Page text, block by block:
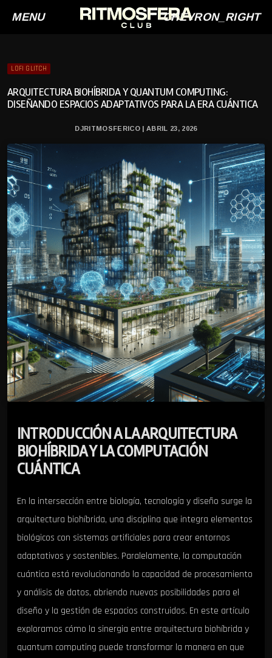
MENU CHEVRON_RIGHT
LOFI GLITCH
ARQUITECTURA BIOHÍBRIDA Y QUANTUM COMPUTING:
DISEÑANDO ESPACIOS ADAPTATIVOS PARA LA ERA CUÁNTICA
DJRITMOSFERICO | ABRIL 23, 2026
INTRODUCCIÓN A LA ARQUITECTURA
BIOHÍBRIDA Y LA COMPUTACIÓN
CUÁNTICA
En la intersección entre biología, tecnología y diseño surge la
arquitectura biohíbrida, una disciplina que integra elementos
biológicos con sistemas artificiales para crear entornos
adaptativos y sostenibles. Paralelamente, la computación
cuántica está revolucionando la capacidad de procesamiento
y análisis de datos, abriendo nuevas posibilidades para el
diseño y la gestión de espacios construidos. En este artículo
exploramos cómo la sinergia entre arquitectura biohíbrida y
quantum computing puede transformar la manera en que